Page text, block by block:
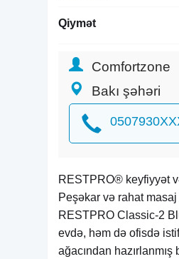
Qiymət
Comfortzone
Bakı şəhəri
RESTPRO® keyfiyyət
Peşəkar və rahat
RESTPRO Classic-2
evdə, həm də ofisdə
ağacından hazırlanmış